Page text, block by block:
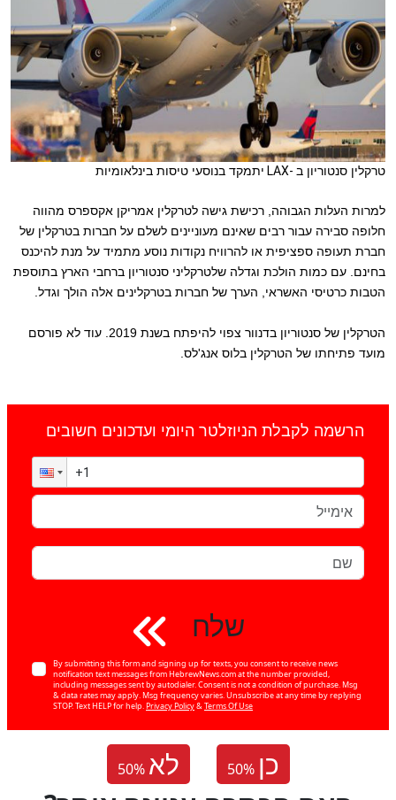
טרקלין סנטוריון ב LAX- יתמקד בנוסעי טיסות בינלאומיות
למרות העלות הגבוהה, רכישת גישה לטרקלין אמריקן אקספרס מהווה
חלופה סבירה עבור רבים שאינם מעוניינים לשלם על חברות בטרקלין של
חברת תעופה ספציפית או להרוויח נקודות נוסע מתמיד על מנת להיכנס
בחינם. עם כמות הולכת וגדלה שלטרקליני סנטוריון ברחבי הארץ בתוספת
הטבות כרטיסי האשראי, הערך של חברות בטרקלינים אלה הולך וגדל.
הטרקלין של סנטוריון בדנוור צפוי להיפתח בשנת 2019. עוד לא פורסם
מועד פתיחתו של הטרקלין בלוס אנג'לס.
הרשמה לקבלת הניוזלטר היומי ועדכונים חשובים
שלח
By submitting this form and signing up for texts, you consent to receive news
notification text messages from HebrewNews.com at the number provided,
including messages sent by autodialer. Consent is not a condition of purchase. Msg
& data rates may apply. Msg frequency varies. Unsubscribe at any time by replying
STOP. Text HELP for help.Privacy Policy&Terms Of Use
50% לא 50% כן